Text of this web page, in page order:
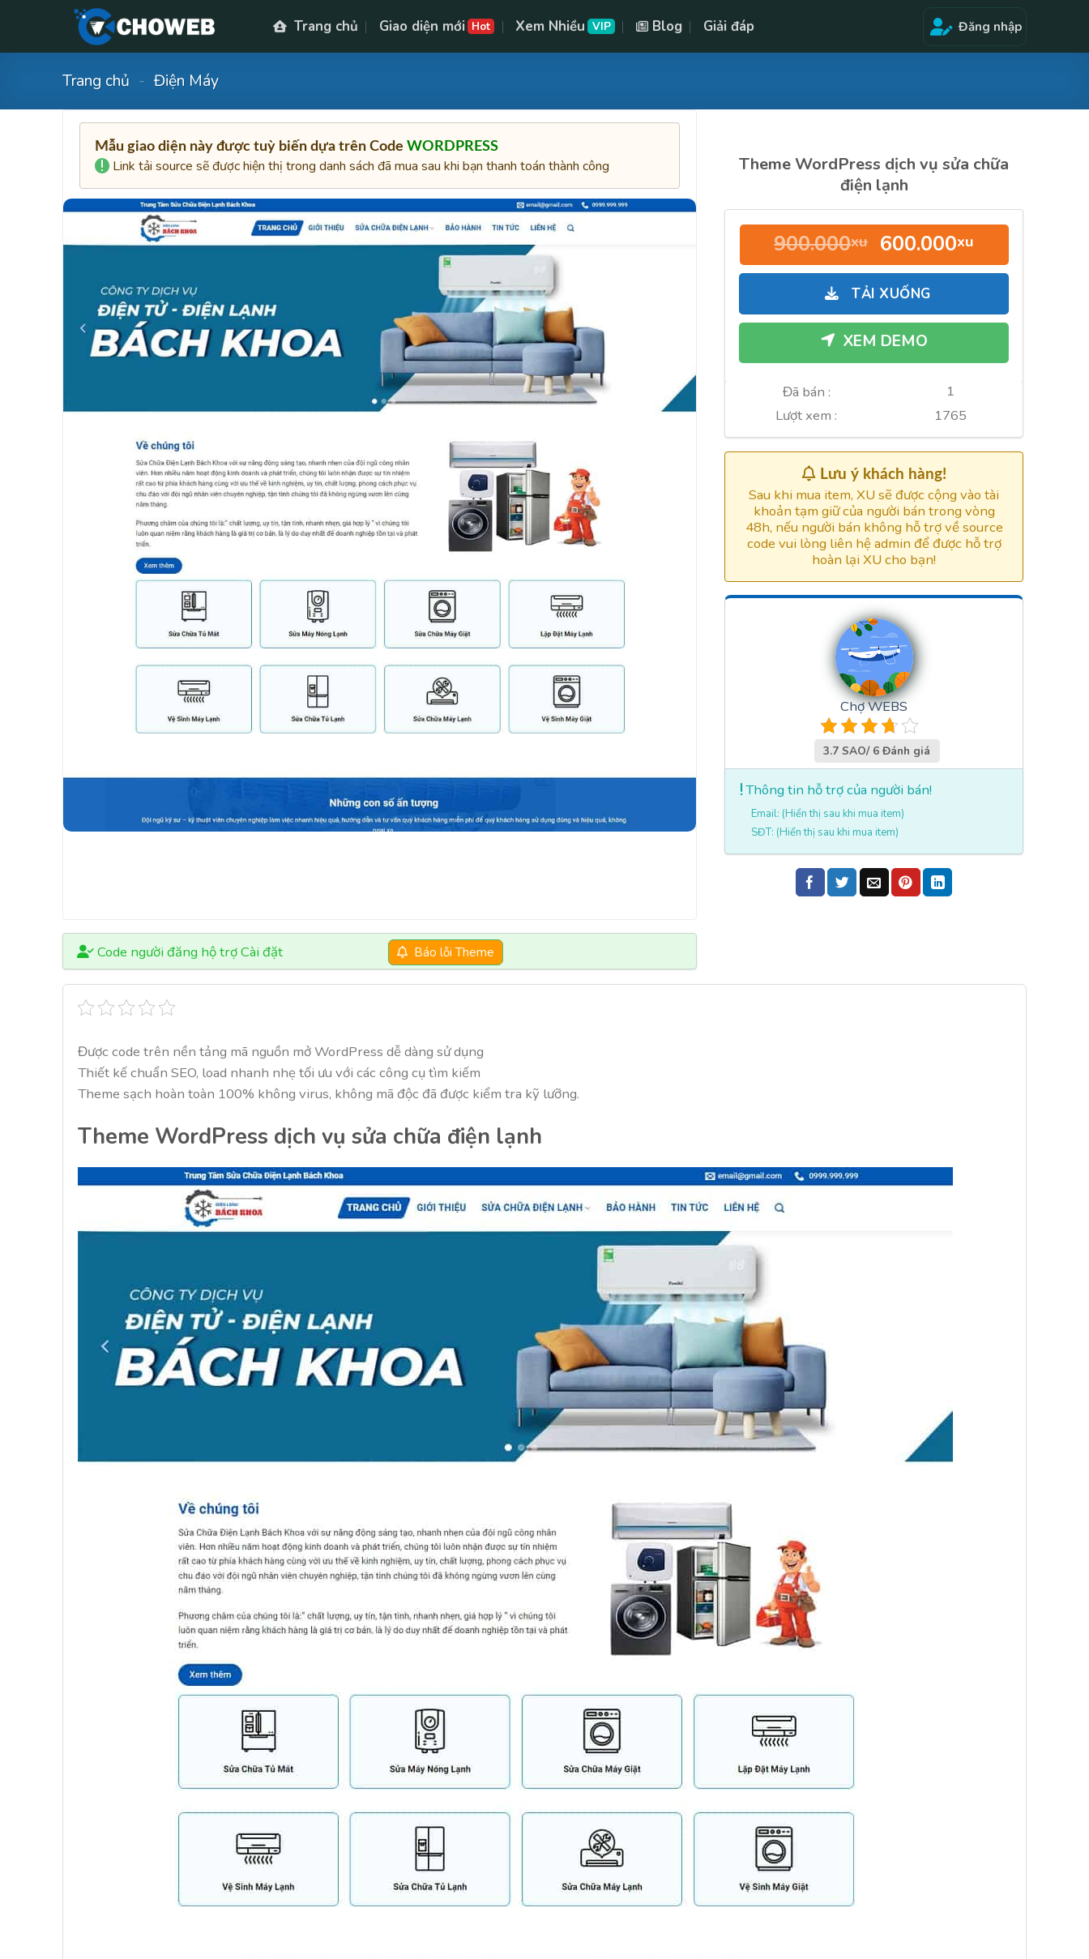
content
Trang chủ Giao diện mới Hot Xem Nhiều VIP Blog Giải đáp Đăng nhập
Trang chủ - Điện Máy
Mẫu giao diện này được tuỳ biến dựa trên CodeWORDPRESS
Link tải source sẽ được hiện thị trong danh sách đã mua sau khi bạn thanh toán thành công
Code người đăng hộ trợ Cài đặt Báo lỗi Theme
Theme WordPress dịch vụ sửa chữa
điện lạnh
900.000xu Giá
gốc
là:
900.000xu.
600.000xuGiá
hiện
600.000xu.
TẢI XUỐNG
XEM DEMO
Đã bán :
1
Lượt xem :
1765
Lưu ý khách hàng!
Sau khi mua item, XU sẽ được cộng vào tài
khoản tạm giữ của người bán trong vòng
48h, nếu người bán không hỗ trợ về source
code vui lòng liên hệ admin để được hỗ trợ
hoàn lại XU cho bạn!
Chợ WEBS
3.7 SAO/ 6 Đánh giá
Thông tin hỗ trợ của người bán!
Email: (Hiển thị sau khi mua item)
SĐT: (Hiển thị sau khi mua item)
Được code trên nền tảng mã nguồn mở WordPress dễ dàng sử dụng
Thiết kế chuẩn SEO, load nhanh nhẹ tối ưu với các công cụ tìm kiếm
Theme sạch hoàn toàn 100% không virus, không mã độc đã được kiểm tra kỹ lưỡng.
Theme WordPress dịch vụ sửa chữa điện lạnh